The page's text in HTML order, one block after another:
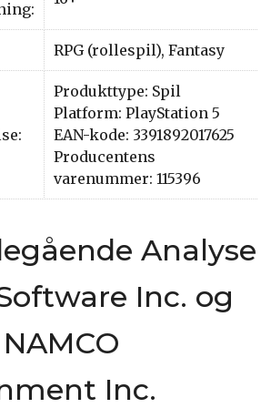
RPG (rollespil), Fantasy
Produkttype: Spil
Platform: PlayStation 5
EAN-kode: 3391892017625
Producentens
varenummer: 115396
Analyse
Inc. og
Inc.